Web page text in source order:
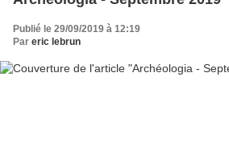
Publié le 29/09/2019 à 12:19
Par eric lebrun